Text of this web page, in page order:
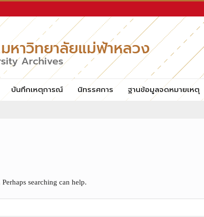
บันทึกเหตุการณ์ นิทรรศการ ฐานข้อมูลจดหมายเหตุ
searching can help.